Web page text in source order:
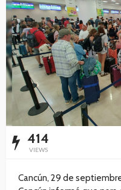
414
VIEWS
Cancún, 29 de